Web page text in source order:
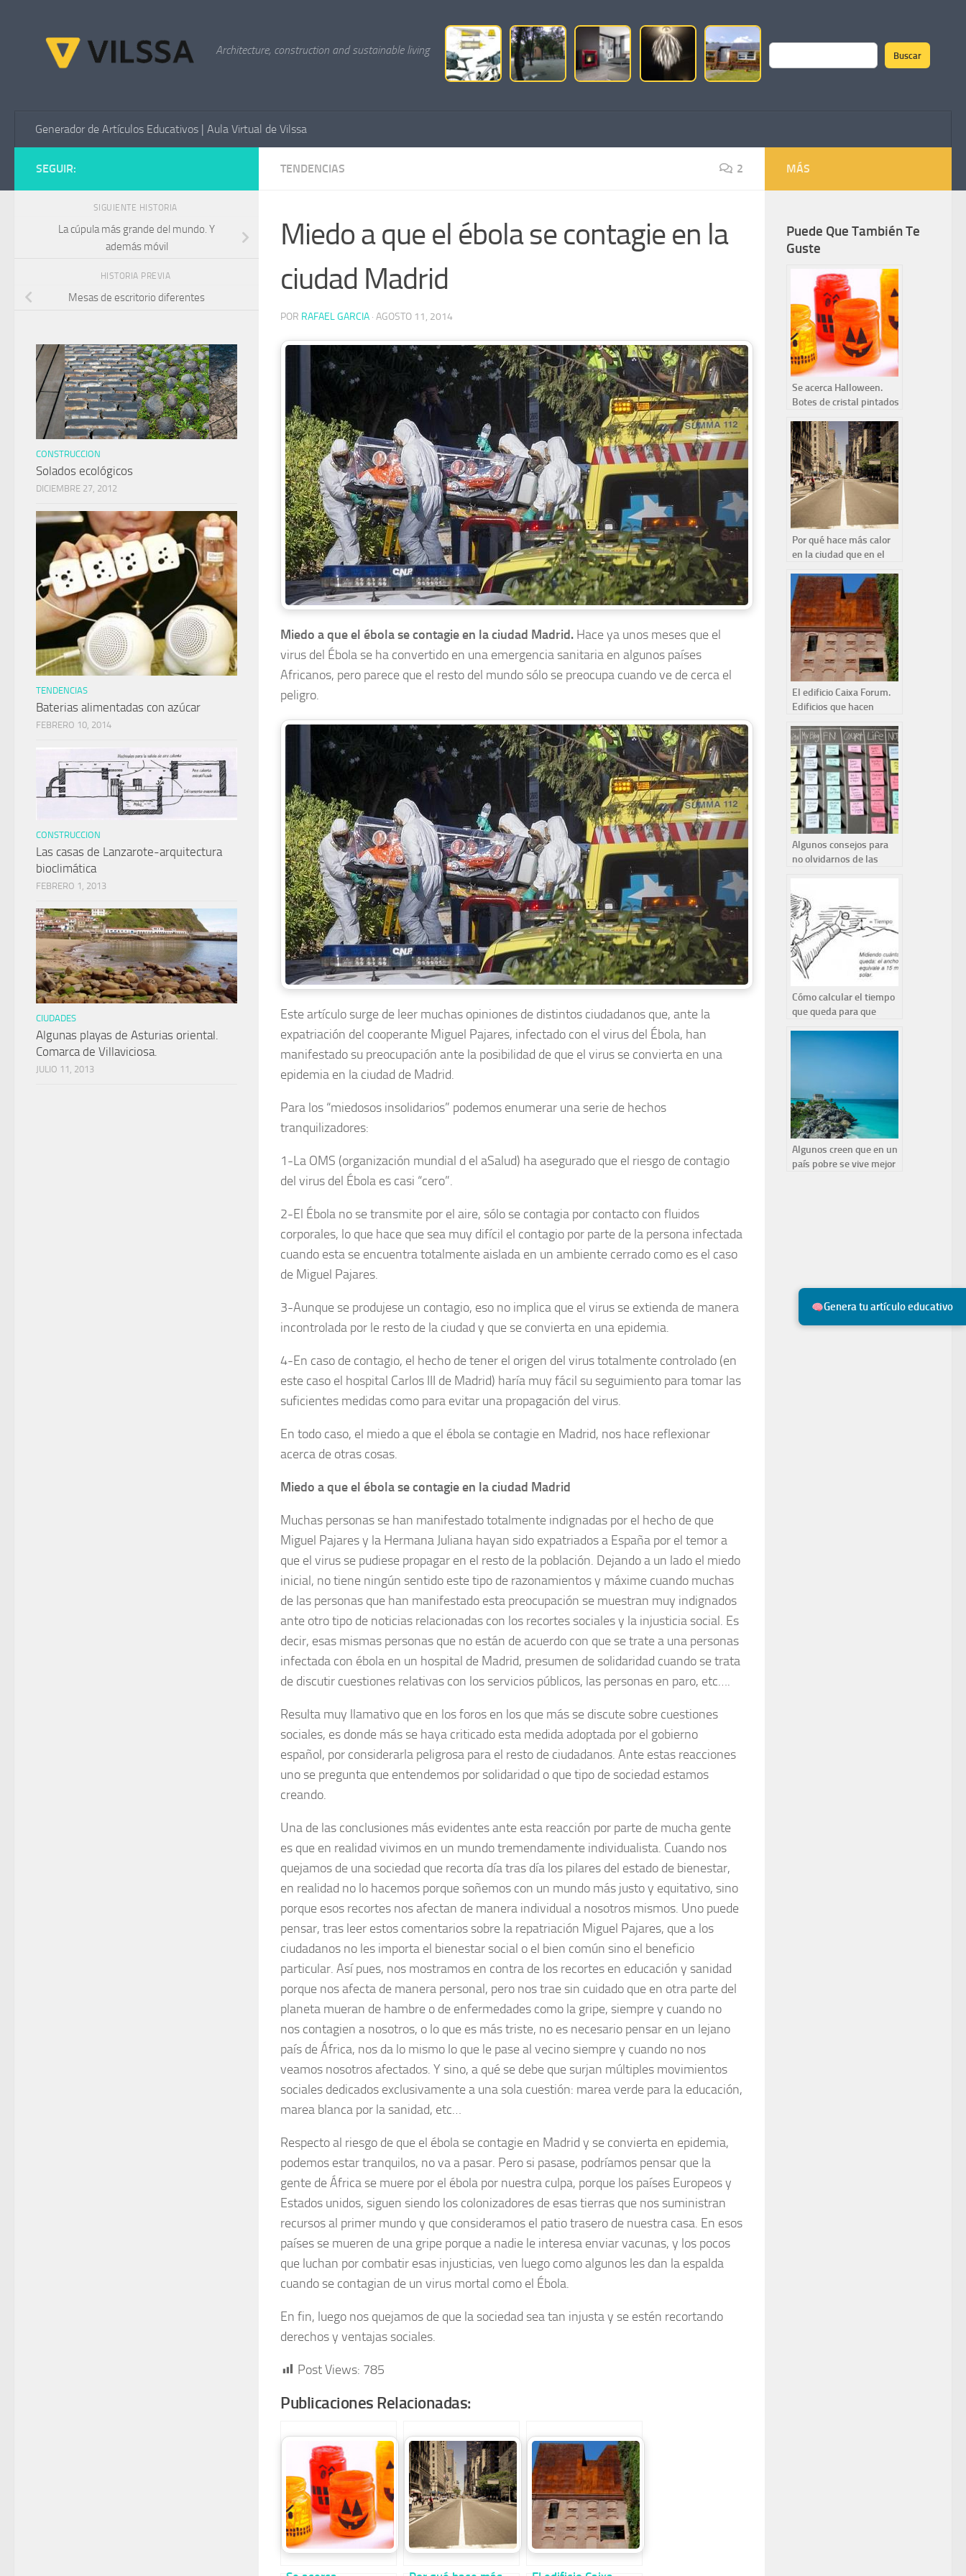
Genera tu artículo educativo
Architecture, construction and sustainable living
Buscar
Buscar
Generador de Artículos Educativos | Aula Virtual de Vilssa
TENDENCIAS 2
Miedo a que el ébola se contagie en la
ciudad Madrid
POR RAFAEL GARCIA · AGOSTO 11, 2014
Miedo a que el ébola se contagie en la ciudad Madrid. Hace ya unos meses que el
virus del Ébola se ha convertido en una emergencia sanitaria en algunos países
Africanos, pero parece que el resto del mundo sólo se preocupa cuando ve de cerca el
peligro.
Este artículo surge de leer muchas opiniones de distintos ciudadanos que, ante la
expatriación del cooperante Miguel Pajares, infectado con el virus del Ébola, han
manifestado su preocupación ante la posibilidad de que el virus se convierta en una
epidemia en la ciudad de Madrid.
Para los “miedosos insolidarios” podemos enumerar una serie de hechos
tranquilizadores:
1-La OMS (organización mundial d el aSalud) ha asegurado que el riesgo de contagio
del virus del Ébola es casi “cero”.
2-El Ébola no se transmite por el aire, sólo se contagia por contacto con fluidos
corporales, lo que hace que sea muy difícil el contagio por parte de la persona infectada
cuando esta se encuentra totalmente aislada en un ambiente cerrado como es el caso
de Miguel Pajares.
3-Aunque se produjese un contagio, eso no implica que el virus se extienda de manera
incontrolada por le resto de la ciudad y que se convierta en una epidemia.
4-En caso de contagio, el hecho de tener el origen del virus totalmente controlado (en
este caso el hospital Carlos III de Madrid) haría muy fácil su seguimiento para tomar las
suficientes medidas como para evitar una propagación del virus.
En todo caso, el miedo a que el ébola se contagie en Madrid, nos hace reflexionar
acerca de otras cosas.
Miedo a que el ébola se contagie en la ciudad Madrid
Muchas personas se han manifestado totalmente indignadas por el hecho de que
Miguel Pajares y la Hermana Juliana hayan sido expatriados a España por el temor a
que el virus se pudiese propagar en el resto de la población. Dejando a un lado el miedo
inicial, no tiene ningún sentido este tipo de razonamientos y máxime cuando muchas
de las personas que han manifestado esta preocupación se muestran muy indignados
ante otro tipo de noticias relacionadas con los recortes sociales y la injusticia social. Es
decir, esas mismas personas que no están de acuerdo con que se trate a una personas
infectada con ébola en un hospital de Madrid, presumen de solidaridad cuando se trata
de discutir cuestiones relativas con los servicios públicos, las personas en paro, etc….
Resulta muy llamativo que en los foros en los que más se discute sobre cuestiones
sociales, es donde más se haya criticado esta medida adoptada por el gobierno
español, por considerarla peligrosa para el resto de ciudadanos. Ante estas reacciones
uno se pregunta que entendemos por solidaridad o que tipo de sociedad estamos
creando.
Una de las conclusiones más evidentes ante esta reacción por parte de mucha gente
es que en realidad vivimos en un mundo tremendamente individualista. Cuando nos
quejamos de una sociedad que recorta día tras día los pilares del estado de bienestar,
en realidad no lo hacemos porque soñemos con un mundo más justo y equitativo, sino
porque esos recortes nos afectan de manera individual a nosotros mismos. Uno puede
pensar, tras leer estos comentarios sobre la repatriación Miguel Pajares, que a los
ciudadanos no les importa el bienestar social o el bien común sino el beneficio
particular. Así pues, nos mostramos en contra de los recortes en educación y sanidad
porque nos afecta de manera personal, pero nos trae sin cuidado que en otra parte del
planeta mueran de hambre o de enfermedades como la gripe, siempre y cuando no
nos contagien a nosotros, o lo que es más triste, no es necesario pensar en un lejano
país de África, nos da lo mismo lo que le pase al vecino siempre y cuando no nos
veamos nosotros afectados. Y sino, a qué se debe que surjan múltiples movimientos
sociales dedicados exclusivamente a una sola cuestión: marea verde para la educación,
marea blanca por la sanidad, etc…
Respecto al riesgo de que el ébola se contagie en Madrid y se convierta en epidemia,
podemos estar tranquilos, no va a pasar. Pero si pasase, podríamos pensar que la
gente de África se muere por el ébola por nuestra culpa, porque los países Europeos y
Estados unidos, siguen siendo los colonizadores de esas tierras que nos suministran
recursos al primer mundo y que consideramos el patio trasero de nuestra casa. En esos
países se mueren de una gripe porque a nadie le interesa enviar vacunas, y los pocos
que luchan por combatir esas injusticias, ven luego como algunos les dan la espalda
cuando se contagian de un virus mortal como el Ébola.
En fin, luego nos quejamos de que la sociedad sea tan injusta y se estén recortando
derechos y ventajas sociales.
Post Views: 785
Publicaciones Relacionadas:
SEGUIR:
SIGUIENTE HISTORIA
La cúpula más grande del mundo. Y
además móvil
HISTORIA PREVIA
Mesas de escritorio diferentes
CONSTRUCCION
Solados ecológicos
DICIEMBRE 27, 2012
TENDENCIAS
Baterias alimentadas con azúcar
FEBRERO 10, 2014
CONSTRUCCION
Las casas de Lanzarote-arquitectura
bioclimática
FEBRERO 1, 2013
CIUDADES
Algunas playas de Asturias oriental.
Comarca de Villaviciosa.
JULIO 11, 2013
MÁS
Puede Que También Te
Guste
Se acerca Halloween.
Botes de cristal pintados
Por qué hace más calor
en la ciudad que en el
El edificio Caixa Forum.
Edificios que hacen
Algunos consejos para
no olvidarnos de las
Cómo calcular el tiempo
que queda para que
Algunos creen que en un
país pobre se vive mejor